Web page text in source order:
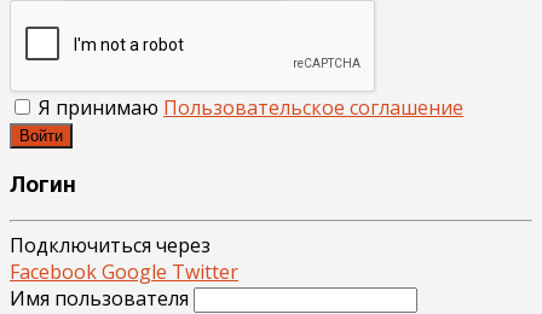
Я принимаю Пользовательское соглашение
Войти
Логин
Подключиться через
FacebookGoogle Twitter
Имя пользователя